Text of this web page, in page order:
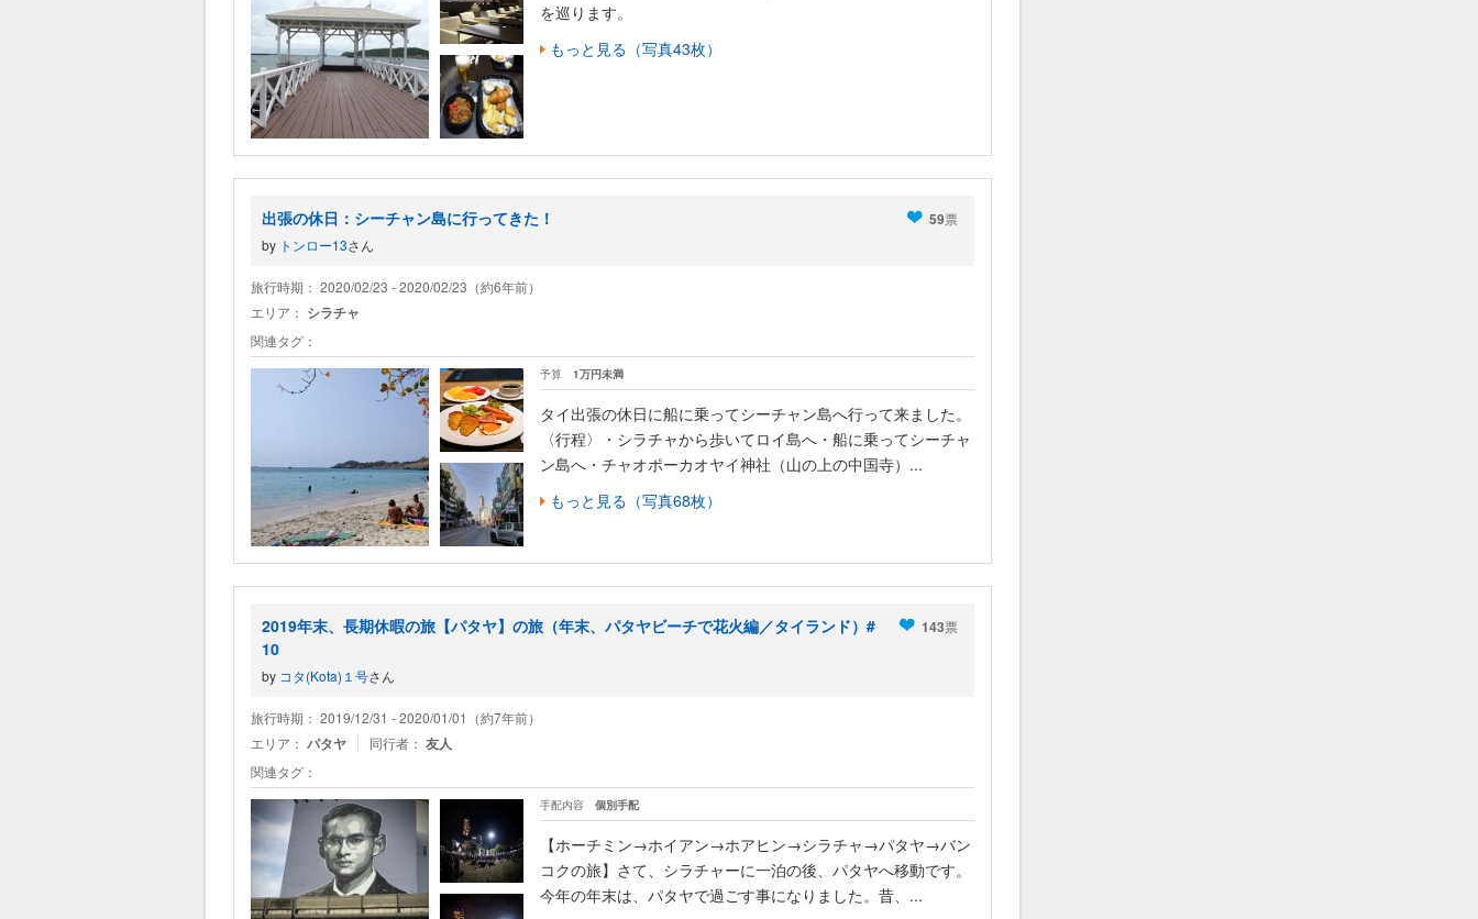
を巡ります。
もっと見る（写真43枚）
出張の休日：シーチャン島に行ってきた！ 59票
by トンロー13さん
旅行時期： 2020/02/23 - 2020/02/23（約6年前）
エリア： シラチャ
関連タグ：
予算 1万円未満
タイ出張の休日に船に乗ってシーチャン島へ行って来ました。
〈行程〉・シラチャから歩いてロイ島へ・船に乗ってシーチャ
ン島へ・チャオポーカオヤイ神社（山の上の中国寺）...
もっと見る（写真68枚）
2019年末、長期休暇の旅【パタヤ】の旅（年末、パタヤビーチで花火編／タイランド）#
10
143票
by コタ(Kota)１号さん
旅行時期： 2019/12/31 - 2020/01/01（約7年前）
エリア： パタヤ 同行者： 友人
関連タグ：
手配内容 個別手配
【ホーチミン→ホイアン→ホアヒン→シラチャ→パタヤ→バン
コクの旅】さて、シラチャーに一泊の後、パタヤへ移動です。
今年の年末は、パタヤで過ごす事になりました。昔、...